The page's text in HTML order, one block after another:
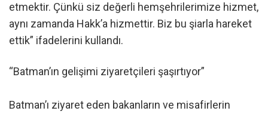
etmektir. Çünkü siz değerli hemşehrilerimize hizmet,
aynı zamanda Hakk’a hizmettir. Biz bu şiarla hareket
ettik” ifadelerini kullandı.
“Batman’ın gelişimi ziyaretçileri şaşırtıyor”
Batman’ı ziyaret eden bakanların ve misafirlerin